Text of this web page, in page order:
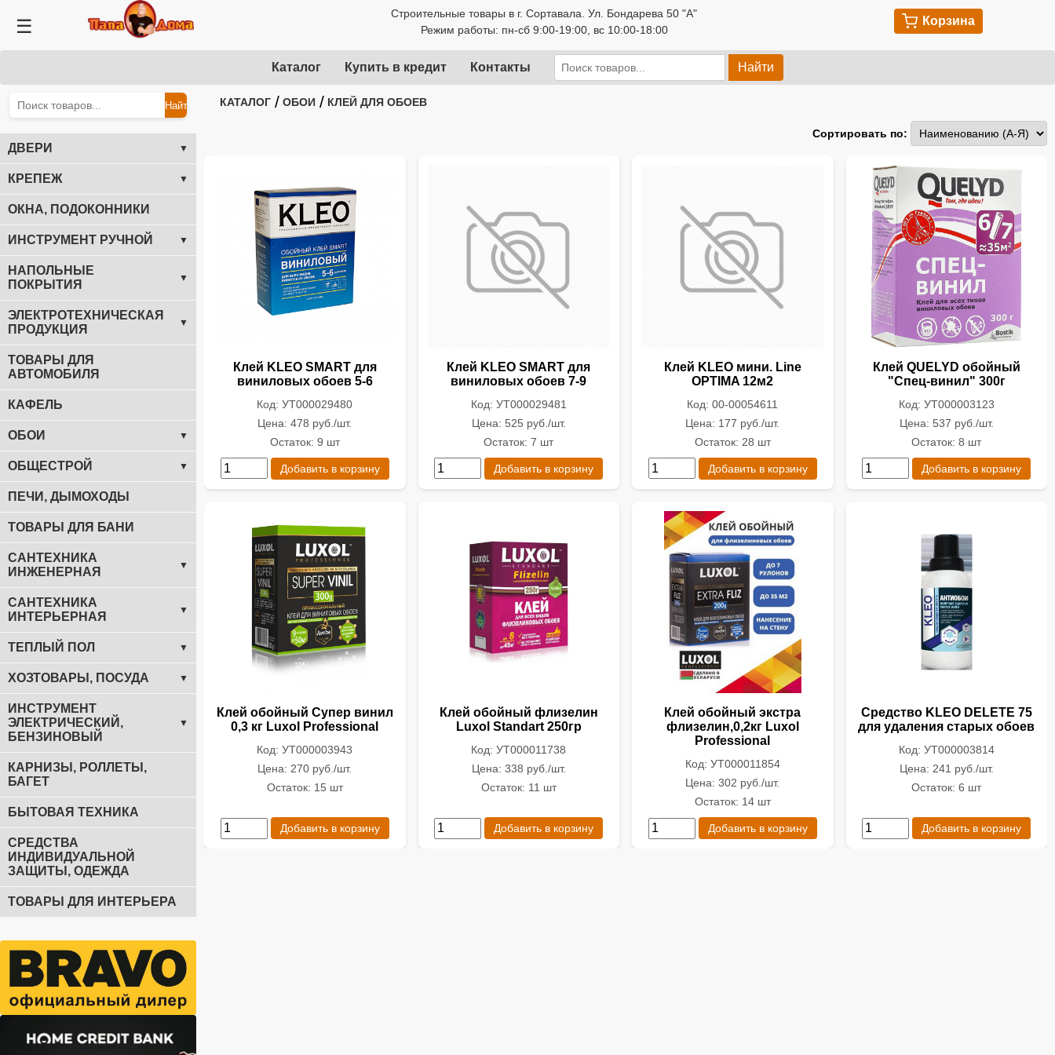
☰
Строительные товары в г. Сортавала. Ул. Бондарева 50 "А"
Режим работы: пн-сб 9:00-19:00, вс 10:00-18:00
Корзина
Каталог Купить в кредит Контакты Найти
Найти
ДВЕРИ ▼
КРЕПЕЖ ▼
ОКНА, ПОДОКОННИКИ
ИНСТРУМЕНТ РУЧНОЙ ▼
НАПОЛЬНЫЕ
ПОКРЫТИЯ
▼
ЭЛЕКТРОТЕХНИЧЕСКАЯ
ПРОДУКЦИЯ
▼
ТОВАРЫ ДЛЯ
АВТОМОБИЛЯ
КАФЕЛЬ
ОБОИ ▼
ОБЩЕСТРОЙ ▼
ПЕЧИ, ДЫМОХОДЫ
ТОВАРЫ ДЛЯ БАНИ
САНТЕХНИКА
ИНЖЕНЕРНАЯ
▼
САНТЕХНИКА
ИНТЕРЬЕРНАЯ
▼
ТЕПЛЫЙ ПОЛ ▼
ХОЗТОВАРЫ, ПОСУДА ▼
ИНСТРУМЕНТ
ЭЛЕКТРИЧЕСКИЙ,
БЕНЗИНОВЫЙ
▼
КАРНИЗЫ, РОЛЛЕТЫ,
БАГЕТ
БЫТОВАЯ ТЕХНИКА
СРЕДСТВА
ИНДИВИДУАЛЬНОЙ
ЗАЩИТЫ, ОДЕЖДА
ТОВАРЫ ДЛЯ ИНТЕРЬЕРА
КАТАЛОГ / ОБОИ / КЛЕЙ ДЛЯ ОБОЕВ
Сортировать по:
Клей KLEO SMART для
виниловых обоев 5-6
Код: УТ000029480
Цена: 478 руб./шт.
Остаток: 9 шт
Добавить в корзину
Клей KLEO SMART для
виниловых обоев 7-9
Код: УТ000029481
Цена: 525 руб./шт.
Остаток: 7 шт
Добавить в корзину
Клей KLEO мини. Line
OPTIMA 12м2
Код: 00-00054611
Цена: 177 руб./шт.
Остаток: 28 шт
Добавить в корзину
Клей QUELYD обойный
"Спец-винил" 300г
Код: УТ000003123
Цена: 537 руб./шт.
Остаток: 8 шт
Добавить в корзину
Клей обойный Супер винил
0,3 кг Luxol Professional
Код: УТ000003943
Цена: 270 руб./шт.
Остаток: 15 шт
Добавить в корзину
Клей обойный флизелин
Luxol Standart 250гр
Код: УТ000011738
Цена: 338 руб./шт.
Остаток: 11 шт
Добавить в корзину
Клей обойный экстра
флизелин,0,2кг Luxol
Professional
Код: УТ000011854
Цена: 302 руб./шт.
Остаток: 14 шт
Добавить в корзину
Средство KLEO DELETE 75
для удаления старых обоев
Код: УТ000003814
Цена: 241 руб./шт.
Остаток: 6 шт
Добавить в корзину